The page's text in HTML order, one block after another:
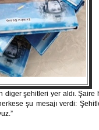
diger şehitleri yer aldı. Şaire
şu mesajı verdi: